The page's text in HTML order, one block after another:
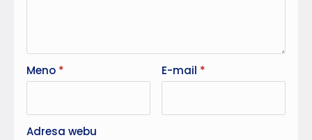
Meno * E-mail *
Adresa webu